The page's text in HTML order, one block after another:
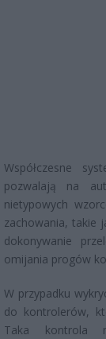
Współczesne
pozwalają na
nietypowych
zachowania, takie
dokonywanie
omijania progów
W przypadku
do kontrolerów,
Taka kontrola